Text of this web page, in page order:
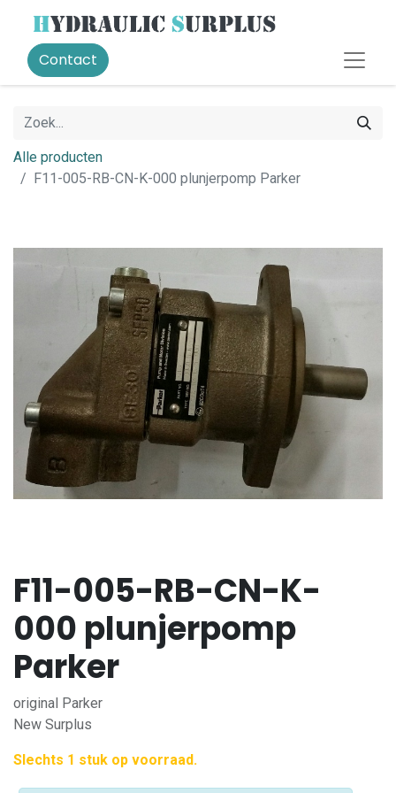
Contact
Alle producten
F11-005-RB-CN-K-000 plunjerpomp Parker
F11-005-RB-CN-K-
000 plunjerpomp
Parker
original Parker
New Surplus
Slechts 1 stuk op voorraad.